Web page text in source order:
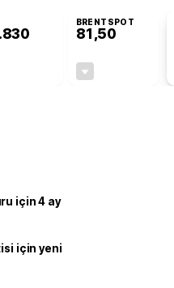
BRENTSPOT
81,50
için 4 ay
için yeni